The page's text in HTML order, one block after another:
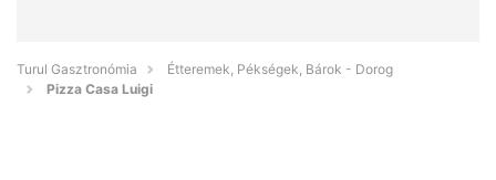
Turul Gasztronómia
Étteremek, Pékségek, Bárok - Dorog
Pizza Casa Luigi